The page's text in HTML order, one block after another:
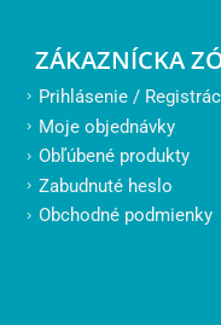
ZÁKAZNÍCKA
Prihlásenie /
Moje objednávky
Obľúbené produkty
Zabudnuté heslo
Obchodné podmienky